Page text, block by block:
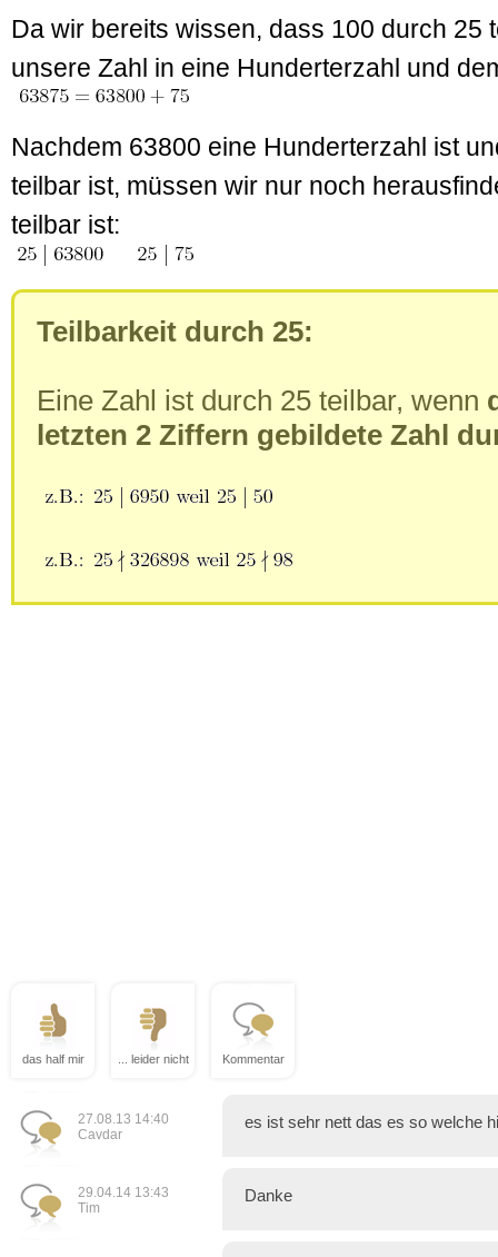
Da wir bereits wissen, dass 100 durch 25
unsere Zahl in eine Hunderterzahl und
Nachdem 63800 eine Hunderterzahl ist
teilbar ist, müssen wir nur noch
teilbar ist:
Teilbarkeit durch 25:
Eine Zahl ist durch 25 teilbar, wenn
letzten 2 Ziffern gebildete Zahl
das half mir ... leider nicht Kommentar
27.08.13 14:40
Cavdar
es ist sehr nett das es so welche
29.04.14 13:43
Tim
Danke